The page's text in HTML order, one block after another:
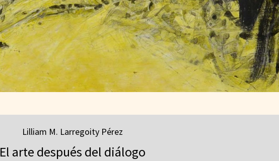
Lilliam M. Larregoity Pérez
El arte después del diálogo